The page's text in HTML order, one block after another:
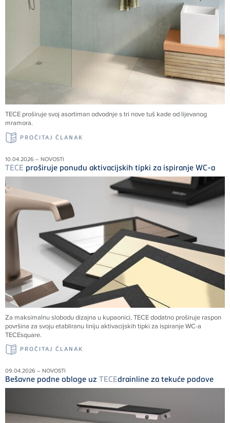
TECE proširuje svoj asortiman odvodnje s tri nove tuš kade od lijevanog
mramora.
PROČITAJ ČLANAK
10.04.2026 – NOVOSTI
TECE proširuje ponudu aktivacijskih tipki za ispiranje WC-a
Za maksimalnu slobodu dizajna u kupaonici,TECEdodatno proširuje raspon
površina za svoju etabliranu liniju aktivacijskih tipki za ispiranje WC-a
TECEsquare.
PROČITAJ ČLANAK
09.04.2026 – NOVOSTI
Bešavne podne obloge uz TECEdrainline za tekuće podove